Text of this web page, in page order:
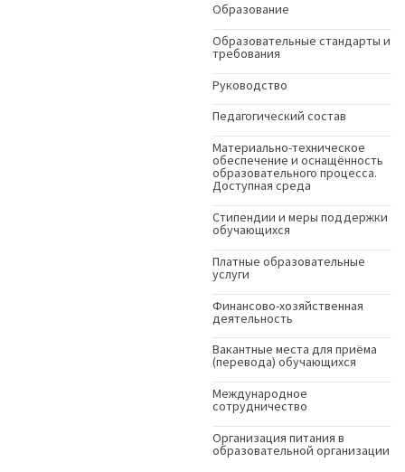
Образование
Образовательные стандарты и
требования
Руководство
Педагогический состав
Материально-техническое
обеспечение и оснащённость
образовательного процесса.
Доступная среда
Стипендии и меры поддержки
обучающихся
Платные образовательные
услуги
Финансово-хозяйственная
деятельность
Вакантные места для приёма
(перевода) обучающихся
Международное
сотрудничество
Организация питания в
образовательной организации